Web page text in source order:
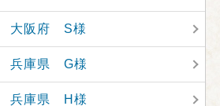
大阪府 S様
兵庫県 G様
兵庫県 H様